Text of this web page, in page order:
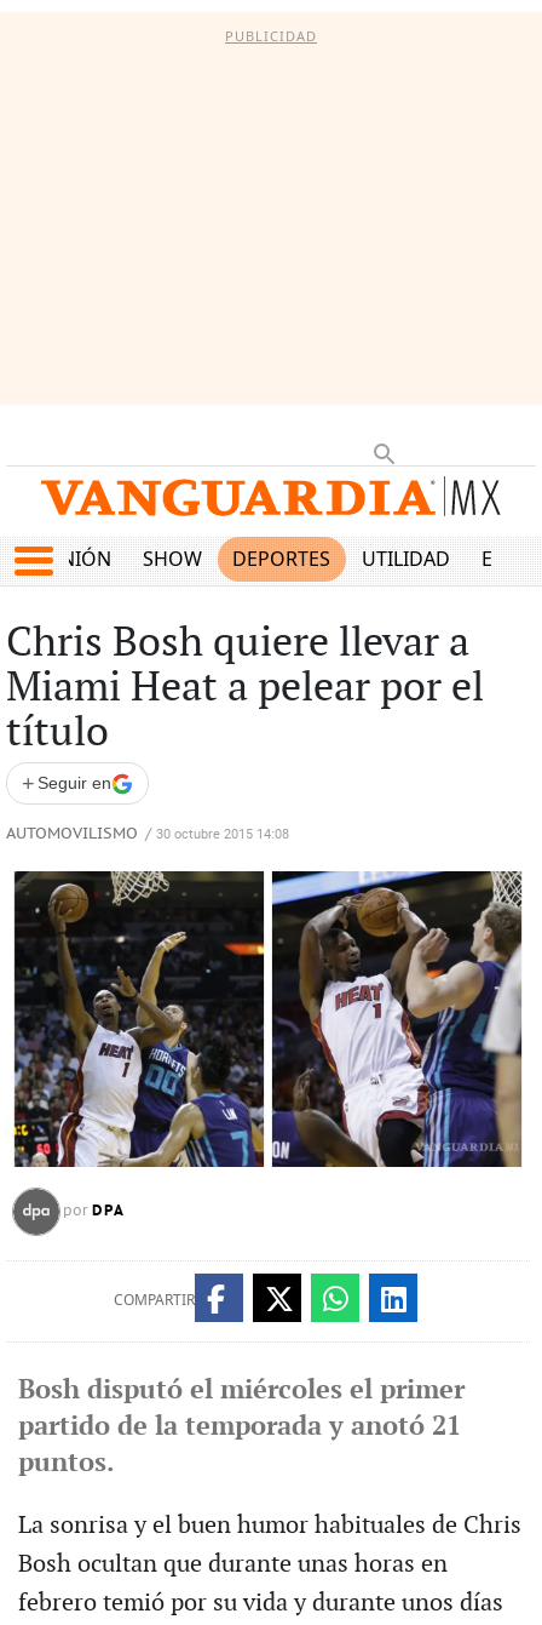
PUBLICIDAD
OPINIÓN SHOW DEPORTES UTILIDAD
Chris Bosh quiere llevar a
Miami Heat a pelear por el
título
+ Seguir en
AUTOMOVILISMO / 30 octubre 2015 14:08
por DPA
COMPARTIR
Bosh disputó el miércoles el primer
partido de la temporada y anotó 21
puntos.
La sonrisa y el buen humor habituales de Chris
Bosh ocultan que durante unas horas en
febrero temió por su vida y durante unos días